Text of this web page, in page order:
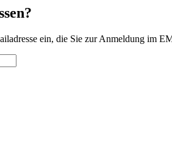
ein, die Sie zur Anmeldung im